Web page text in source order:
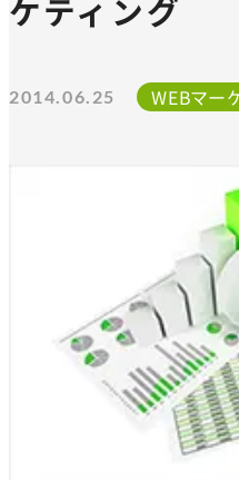
ケティング
2014.06.25 WEBマー